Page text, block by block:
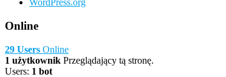
WordPress.org
Online
29 Users Online
1 użytkownik Przeglądający tą stronę.
Users: 1 bot